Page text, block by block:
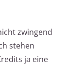
zwingend
stehen
ja eine